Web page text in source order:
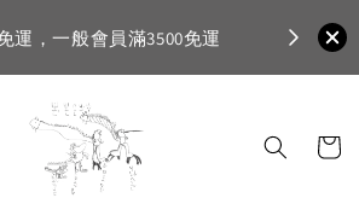
運，一般會員滿3500免運
首購登入